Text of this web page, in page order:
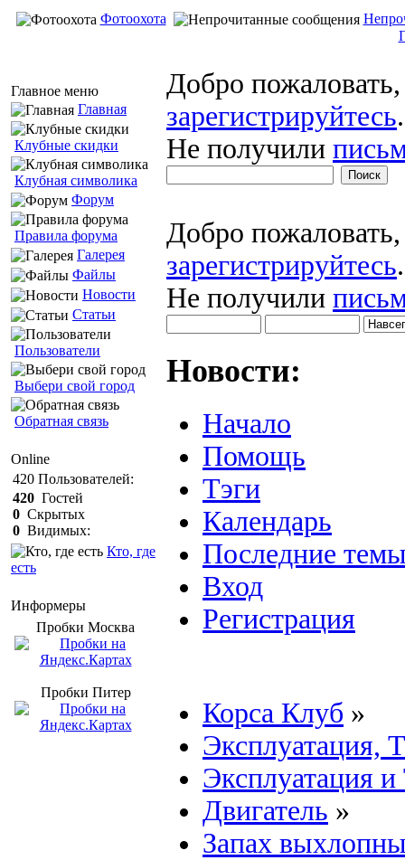
Фотоохота
Главное меню
Главная
Клубные скидки
Клубная символика
Форум
Правила форума
Галерея
Файлы
Новости
Статьи
Пользователи
Выбери свой город
Обратная связь
Online
420 Пользователей:
420 Гостей
0 Скрытых
0 Видимых:
Кто, где
есть
Информеры
Пробки Mосква
Пробки Питер
Добро
зарегистрируйтесь.
Не получили
Добро
зарегистрируйтесь.
Не получили
Новости:
Начало
Помощь
Тэги
Календарь
Последние
Вход
Регистрация
Корса Клуб »
Эксплуатация,
Эксплуатация
Двигатель »
Запах